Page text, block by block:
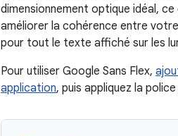
dimensionnement optique idéal,
améliorer la cohérence entre
pour tout le texte affiché sur les
Pour utiliser Google Sans Flex,
application, puis appliquez la